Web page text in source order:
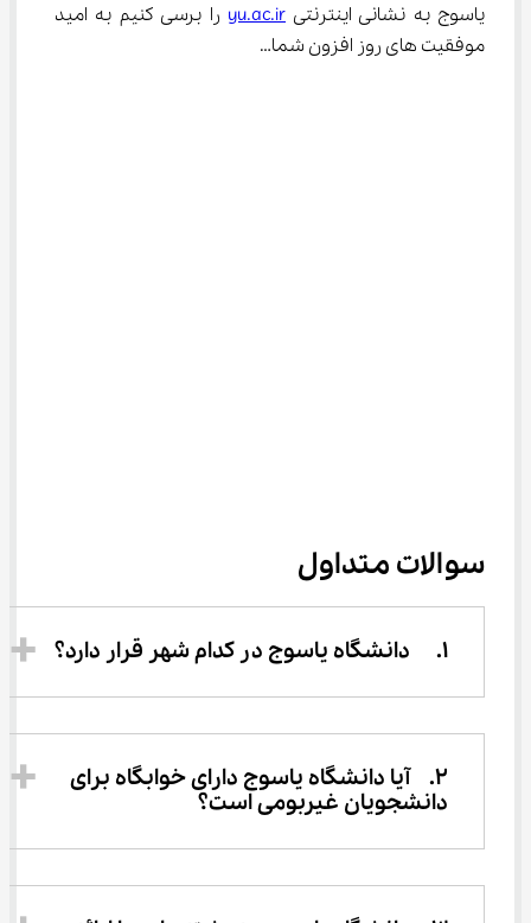
یاسوج به نشانی اینترنتی yu.ac.ir را برسی کنیم به امید
موفقیت های روز افزون شما…
سوالات متداول
1.	دانشگاه یاسوج در کدام شهر قرار دارد؟
2.	آیا دانشگاه یاسوج دارای خوابگاه برای
دانشجویان غیربومی است؟